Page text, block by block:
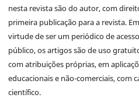
nesta revista são do autor, com
primeira publicação para a revista. Em
virtude de ser um periódico de acesso
público, os artigos são de uso
com atribuições próprias, em
educacionais e não-comerciais, com
científico.